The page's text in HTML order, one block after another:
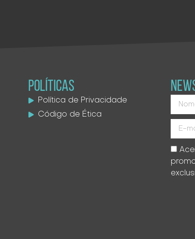
POLÍTICAS
Política de Privacidade
Código de Ética